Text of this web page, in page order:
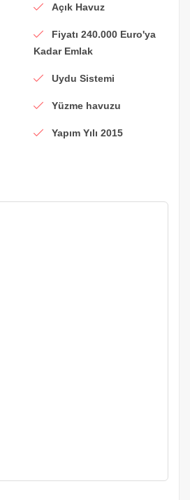
Açık Havuz
Fiyatı 240.000 Euro'ya
Kadar Emlak
Uydu Sistemi
Yüzme havuzu
Yapım Yılı 2015